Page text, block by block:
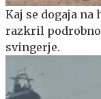
Kaj se dogaja na
razkril
svingerje.